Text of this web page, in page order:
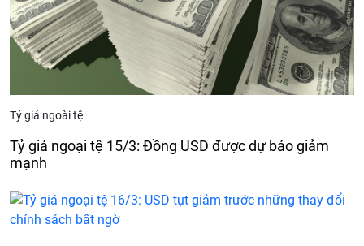
Tỷ giá ngoài tệ
Tỷ giá ngoại tệ 15/3: Đồng USD được dự báo giảm
mạnh